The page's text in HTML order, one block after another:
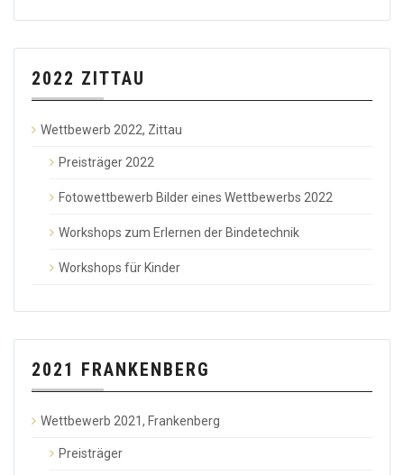
2022 ZITTAU
Wettbewerb 2022, Zittau
Preisträger 2022
Fotowettbewerb Bilder eines Wettbewerbs 2022
Workshops zum Erlernen der Bindetechnik
Workshops für Kinder
2021 FRANKENBERG
Wettbewerb 2021, Frankenberg
Preisträger